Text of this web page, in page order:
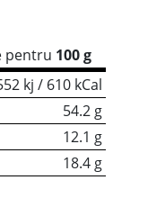
pentru 100 g
kj / 610 kCal
54.2 g
12.1 g
18.4 g